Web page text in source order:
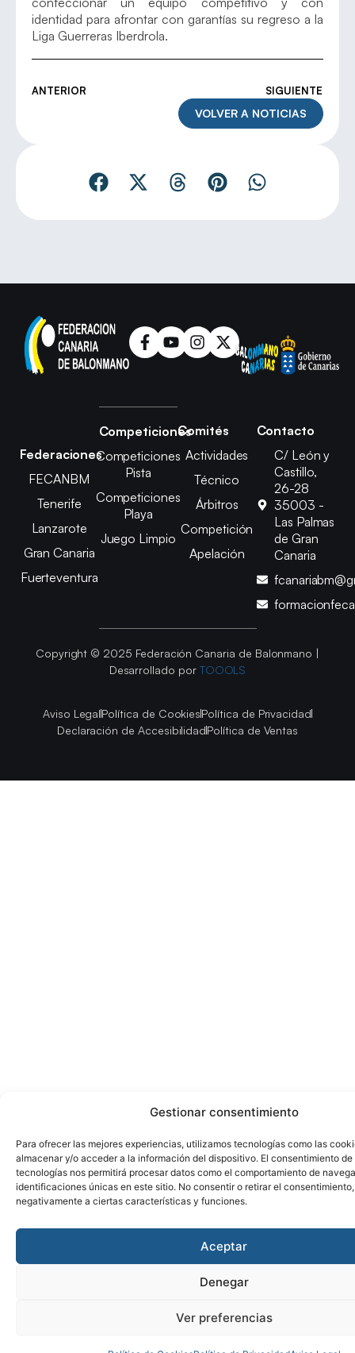
Gestionar consentimiento
Para ofrecer las mejores experiencias, utilizamos tecnologías como las
almacenar y/o acceder a la información del dispositivo. El consentimiento de
tecnologías nos permitirá procesar datos como el comportamiento de
identificaciones únicas en este sitio. No consentir o retirar el
negativamente a ciertas características y funciones.
Aceptar
Denegar
Ver preferencias
identidad para afrontar con garantías su regreso a la
Liga Guerreras Iberdrola.
ANTERIOR SIGUIENTE
VOLVER A NOTICIAS
Federaciones
FECANBM
Tenerife
Lanzarote
Gran Canaria
Fuerteventura
Competiciones
Competiciones
Pista
Competiciones
Playa
Juego Limpio
Comités
Actividades
Técnico
Árbitros
Competición
Apelación
Contacto
C/ León y
Castillo,
26-28
35003 -
Las Palmas
de Gran
Canaria
Copyright © 2025 Federación Canaria de Balonmano |
Desarrollado por TOOOLS
Aviso LegalPolítica de CookiesPolítica de Privacidad
Declaración de AccesibilidadPolítica de Ventas